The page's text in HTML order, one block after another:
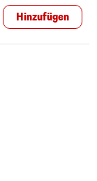
Hinzufügen